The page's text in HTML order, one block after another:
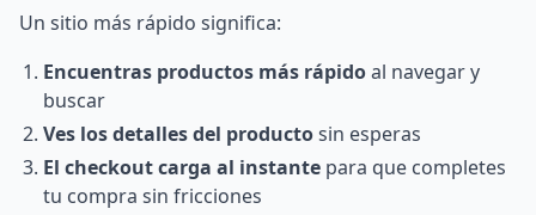
Un sitio más rápido significa:
Encuentras productos más rápidoal navegar y
buscar
Ves los detalles del productosin esperas
El checkout carga al instante para que completes
tu compra sin fricciones